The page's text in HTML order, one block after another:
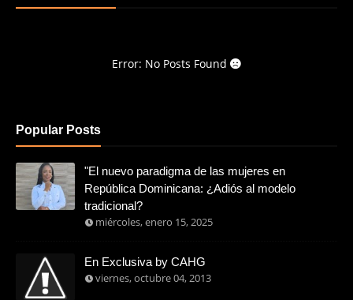
Error: No Posts Found
Popular Posts
"El nuevo paradigma de las mujeres en
República Dominicana: ¿Adiós al modelo
tradicional?
miércoles, enero 15, 2025
En Exclusiva by CAHG
viernes, octubre 04, 2013